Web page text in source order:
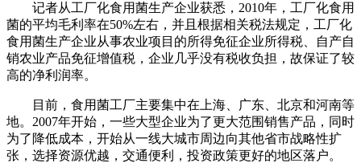
记者从工厂化食用菌生产企业获悉，2010年，工厂化食用
菌的平均毛利率在50%左右，并且根据相关税法规定，工厂化
食用菌生产企业从事农业项目的所得免征企业所得税、自产自
销农业产品免征增值税，企业几乎没有税收负担，故保证了较
高的净利润率。
目前，食用菌工厂主要集中在上海、广东、北京和河南等
地。2007年开始，一些大型企业为了更大范围销售产品，同时
为了降低成本，开始从一线大城市周边向其他省市战略性扩
张，选择资源优越，交通便利，投资政策更好的地区落户。